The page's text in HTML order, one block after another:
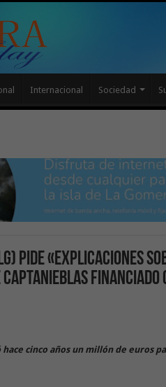
Internacional Sociedad
pide «explicaciones
financiado
cinco años un millón de euros